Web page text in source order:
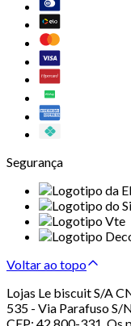
Segurança
Voltar ao topo
Lojas Le biscuit S/A
535 - Via Parafuso S/